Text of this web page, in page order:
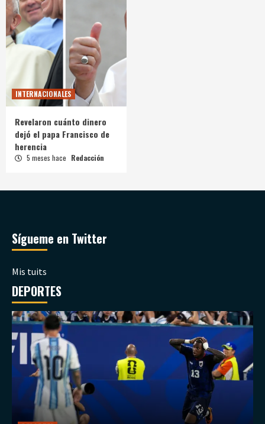
INTERNACIONALES
Revelaron cuánto dinero
dejó el papa Francisco de
herencia
5 meses hace Redacción
Sígueme en Twitter
Mis tuits
DEPORTES